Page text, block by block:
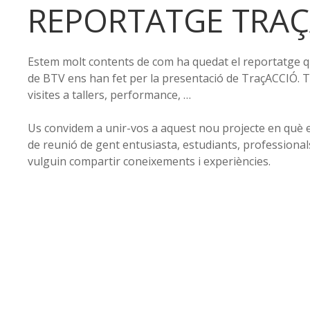
REPORTATGE
Estem molt contents de com ha quedat el reportatge
de BTV ens han fet per la presentació de TraçACCIÓ.
visites a tallers, performance, …
Us convidem a unir-vos a aquest nou projecte en què
de reunió de gent entusiasta, estudiants,
vulguin compartir coneixements i experiències.